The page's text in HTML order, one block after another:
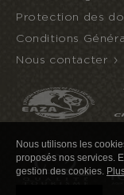
Protection des
Conditions
Nous contacter
Nous utilisons les
proposés nos services.
gestion des cookies.